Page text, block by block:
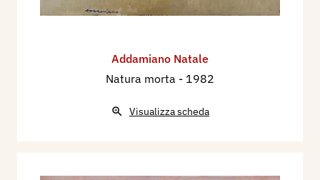
Addamiano Natale
Natura morta - 1982
Visualizza scheda